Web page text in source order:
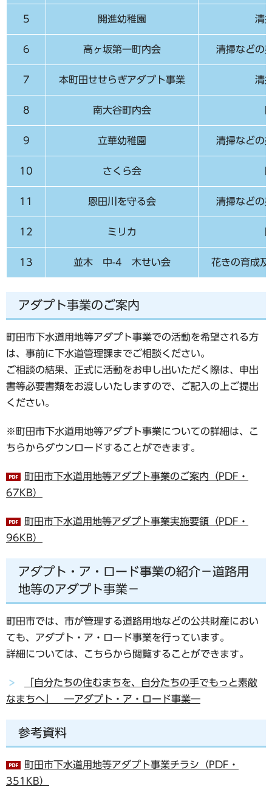
5 開進幼稚園 清
6 高ヶ坂第一町内会 清掃などの
7 本町田せせらぎアダプト事業 清
8 南大谷町内会
9 立華幼稚園 清掃などの
10 さくら会
11 恩田川を守る会 清掃などの
12 ミリカ
13 並木 中-4 木せい会 花きの育成
アダプト事業のご案内
町田市下水道用地等アダプト事業での活動を希望される方
は、事前に下水道管理課までご相談ください。
ご相談の結果、正式に活動をお申し出いただく際は、申出
書等必要書類をお渡しいたしますので、ご記入の上ご提出
ください。
※町田市下水道用地等アダプト事業についての詳細は、こ
ちらからダウンロードすることができます。
町田市下水道用地等アダプト事業のご案内（PDF・
67KB）
町田市下水道用地等アダプト事業実施要領（PDF・
96KB）
アダプト・ア・ロード事業の紹介－道路用
地等のアダプト事業－
町田市では、市が管理する道路用地などの公共財産におい
ても、アダプト・ア・ロード事業を行っています。
詳細については、こちらから閲覧することができます。
「自分たちの住むまちを、自分たちの手でもっと素敵
なまちへ」 ―アダプト・ア・ロード事業―
参考資料
町田市下水道用地等アダプト事業チラシ（PDF・
351KB）